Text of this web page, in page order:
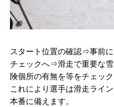
スタート位置の確認⇒事前
チェックへ⇒滑走で重要な
険個所の有無を等をチェック
これにより選手は滑走ライ
本番に備えます。